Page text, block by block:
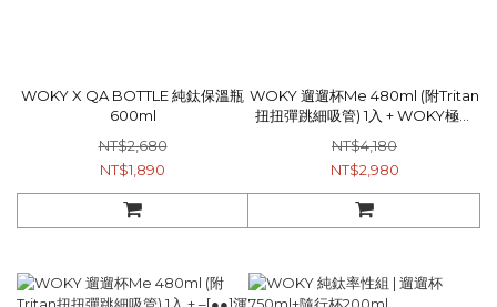
WOKY X QA BOTTLE 純鈦保溫瓶
600ml
NT$2,680
NT$1,890
WOKY 遛遛杯Me 480ml (附Tritan
扭扭彈跳細吸管) 1入 + WOKY極簡
輕量陶瓷保溫瓶(純鈦濾芯組)580ml
1入
NT$4,180
NT$2,980